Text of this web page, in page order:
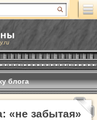
блога
«не забытая»